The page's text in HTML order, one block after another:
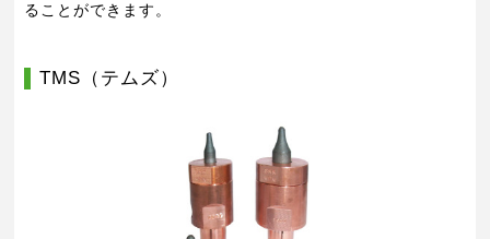
ることができます。
TMS（テムズ）